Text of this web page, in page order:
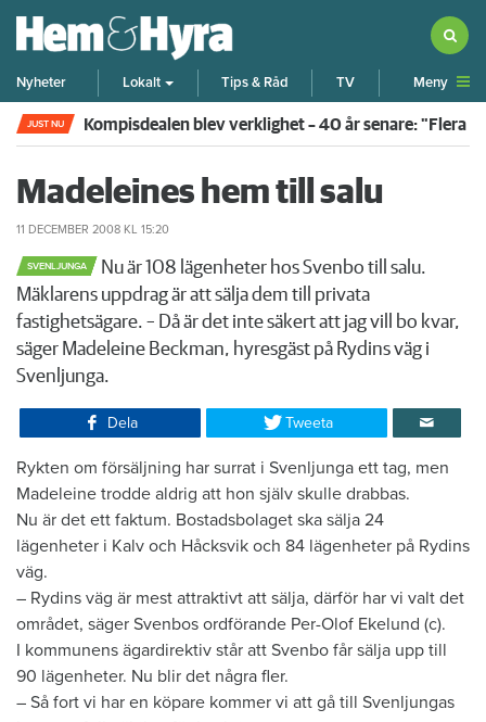
Nyheter Lokalt Tips & Råd TV Meny
JUST NU Kompisdealen blev verklighet – 40 år senare: "Flera
Madeleines hem till salu
11 DECEMBER 2008 KL 15:20
SVENLJUNGA
Nu är 108 lägenheter hos Svenbo till salu.
Mäklarens uppdrag är att sälja dem till privata
fastighetsägare. – Då är det inte säkert att jag vill bo kvar,
säger Madeleine Beckman, hyresgäst på Rydins väg i
Svenljunga.
Dela Tweeta
Rykten om försäljning har surrat i Svenljunga ett tag, men
Madeleine trodde aldrig att hon själv skulle drabbas.
Nu är det ett faktum. Bostadsbolaget ska sälja 24
lägenheter i Kalv och Håcksvik och 84 lägenheter på Rydins
väg.
– Rydins väg är mest attraktivt att sälja, därför har vi valt det
området, säger Svenbos ordförande Per-Olof Ekelund (c).
I kommunens ägardirektiv står att Svenbo får sälja upp till
90 lägenheter. Nu blir det några fler.
– Så fort vi har en köpare kommer vi att gå till Svenljungas